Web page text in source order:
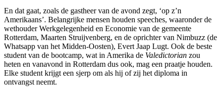
En dat gaat, zoals de gastheer van de avond zegt, ‘op z’n
Amerikaans’. Belangrijke mensen houden speeches, waaronder de
wethouder Werkgelegenheid en Economie van de gemeente
Rotterdam, Maarten Struijvenberg, en de oprichter van Nimbuzz (de
Whatsapp van het Midden-Oosten), Evert Jaap Lugt. Ook de beste
student van de bootcamp, wat in Amerika de Valedictorian zou
heten en vanavond in Rotterdam dus ook, mag een praatje houden.
Elke student krijgt een sjerp om als hij of zij het diploma in
ontvangst neemt.